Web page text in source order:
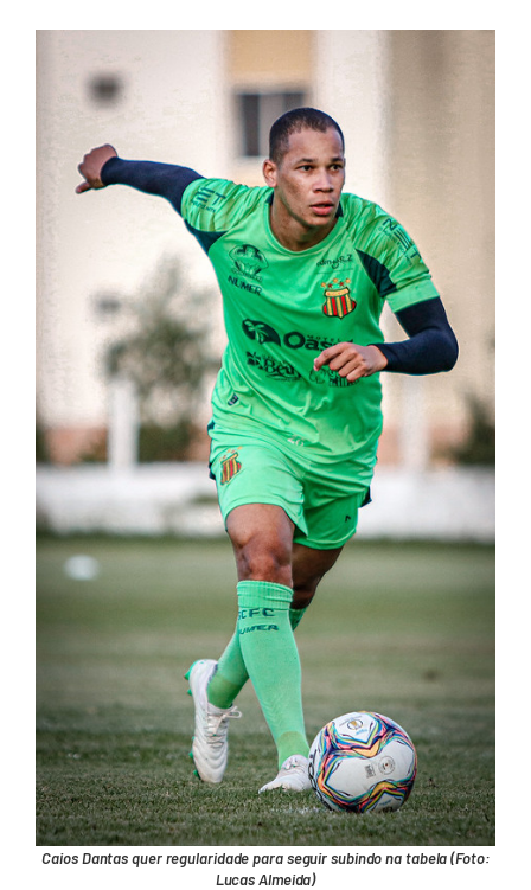
Caios Dantas quer regularidade para seguir subindo na tabela (Foto:
Lucas Almeida)